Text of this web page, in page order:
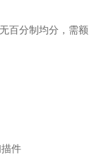
百分制均分，需额
件